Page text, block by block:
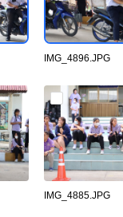
IMG_4896.JPG
IMG_4885.JPG